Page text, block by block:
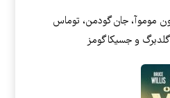
موموآ، جان گودمن، توماس
و جسیکا گومز